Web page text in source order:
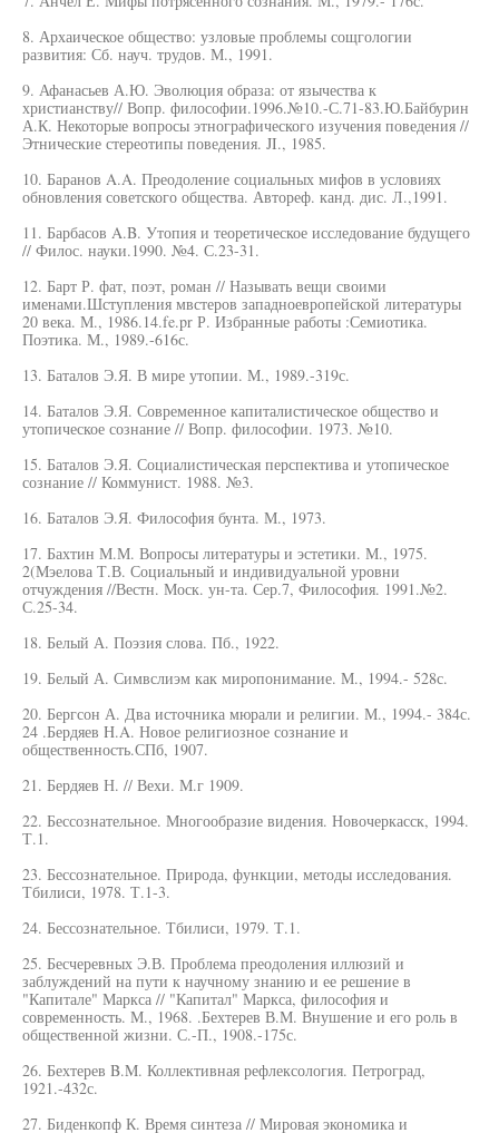
8. Архаическое общество: узловые проблемы сощгологии
развития: Сб. науч. трудов. М., 1991.
9. Афанасьев А.Ю. Эволюция образа: от язычества к
христианству// Вопр. философии.1996.№10.-С.71-83.Ю.Байбурин
А.К. Некоторые вопросы этнографического изучения поведения //
Этнические стереотипы поведения. JI., 1985.
10. Баранов A.A. Преодоление социальных мифов в условиях
обновления советского общества. Автореф. канд. дис. Л.,1991.
11. Барбасов A.B. Утопия и теоретическое исследование будущего
// Филос. науки.1990. №4. С.23-31.
12. Барт Р. фат, поэт, роман // Называть вещи своими
именами.Шступления мвстеров западноевропейской литературы
20 века. М., 1986.14.fe.pr Р. Избранные работы :Семиотика.
Поэтика. М., 1989.-616с.
13. Баталов Э.Я. В мире утопии. М., 1989.-319с.
14. Баталов Э.Я. Современное капиталистическое общество и
утопическое сознание // Вопр. философии. 1973. №10.
15. Баталов Э.Я. Социалистическая перспектива и утопическое
сознание // Коммунист. 1988. №3.
16. Баталов Э.Я. Философия бунта. М., 1973.
17. Бахтин М.М. Вопросы литературы и эстетики. М., 1975.
2(Мэелова Т.В. Социальный и индивидуальной уровни
отчуждения //Вестн. Моск. ун-та. Сер.7, Философия. 1991.№2.
С.25-34.
18. Белый А. Поэзия слова. Пб., 1922.
19. Белый А. Симвслиэм как миропонимание. М., 1994.- 528с.
20. Бергсон А. Два источника мюрали и религии. М., 1994.- 384с.
24 .Бердяев H.A. Новое религиозное сознание и
общественность.СПб, 1907.
21. Бердяев Н. // Вехи. М.г 1909.
22. Бессознательное. Многообразие видения. Новочеркасск, 1994.
Т.1.
23. Бессознательное. Природа, функции, методы исследования.
Тбилиси, 1978. Т.1-3.
24. Бессознательное. Тбилиси, 1979. Т.1.
25. Бесчеревных Э.В. Проблема преодоления иллюзий и
заблуждений на пути к научному знанию и ее решение в
"Капитале" Маркса // "Капитал" Маркса, философия и
современность. М., 1968. .Бехтерев В.М. Внушение и его роль в
общественной жизни. С.-П., 1908.-175с.
26. Бехтерев B.M. Коллективная рефлексология. Петроград,
1921.-432с.
27. Биденкопф К. Время синтеза // Мировая экономика и